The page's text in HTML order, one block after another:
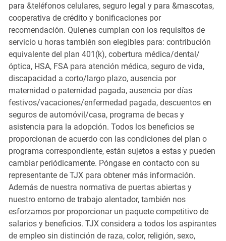
para &teléfonos celulares, seguro legal y para &mascotas,
cooperativa de crédito y bonificaciones por
recomendación. Quienes cumplan con los requisitos de
servicio u horas también son elegibles para: contribución
equivalente del plan 401(k), cobertura médica/dental/
óptica, HSA, FSA para atención médica, seguro de vida,
discapacidad a corto/largo plazo, ausencia por
maternidad o paternidad pagada, ausencia por días
festivos/vacaciones/enfermedad pagada, descuentos en
seguros de automóvil/casa, programa de becas y
asistencia para la adopción. Todos los beneficios se
proporcionan de acuerdo con las condiciones del plan o
programa correspondiente, están sujetos a estas y pueden
cambiar periódicamente. Póngase en contacto con su
representante de TJX para obtener más información.
Además de nuestra normativa de puertas abiertas y
nuestro entorno de trabajo alentador, también nos
esforzamos por proporcionar un paquete competitivo de
salarios y beneficios. TJX considera a todos los aspirantes
de empleo sin distinción de raza, color, religión, sexo,